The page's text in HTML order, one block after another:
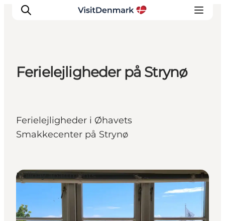
Aktiviteter
Övernatta
Planera resan
Ferielejligheder på Strynø
Ferielejligheder i Øhavets
Smakkecenter på Strynø
Holiday apartments